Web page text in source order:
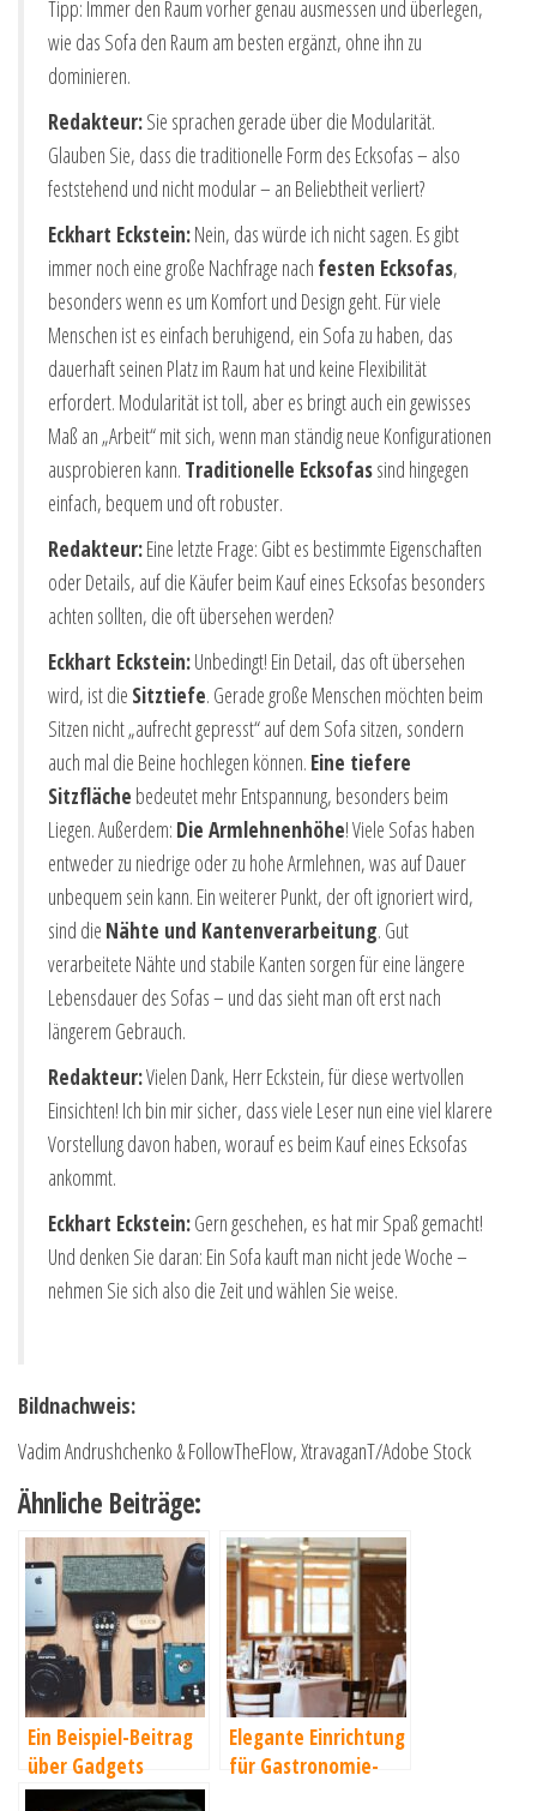
Tipp: Immer den Raum vorher genau ausmessen und überlegen,
wie das Sofa den Raum am besten ergänzt, ohne ihn zu
dominieren.
Redakteur:Sie sprachen gerade über die Modularität.
Glauben Sie, dass die traditionelle Form des Ecksofas – also
feststehend und nicht modular – an Beliebtheit verliert?
Eckhart Eckstein:Nein, das würde ich nicht sagen. Es gibt
immer noch eine große Nachfrage nach festen Ecksofas,
besonders wenn es um Komfort und Design geht. Für viele
Menschen ist es einfach beruhigend, ein Sofa zu haben, das
dauerhaft seinen Platz im Raum hat und keine Flexibilität
erfordert. Modularität ist toll, aber es bringt auch ein gewisses
Maß an „Arbeit“ mit sich, wenn man ständig neue Konfigurationen
ausprobieren kann. Traditionelle Ecksofassind hingegen
einfach, bequem und oft robuster.
Redakteur:Eine letzte Frage: Gibt es bestimmte Eigenschaften
oder Details, auf die Käufer beim Kauf eines Ecksofas besonders
achten sollten, die oft übersehen werden?
Eckhart Eckstein:Unbedingt! Ein Detail, das oft übersehen
wird, ist die Sitztiefe. Gerade große Menschen möchten beim
Sitzen nicht „aufrecht gepresst“ auf dem Sofa sitzen, sondern
auch mal die Beine hochlegen können. Eine tiefere
Sitzfläche bedeutet mehr Entspannung, besonders beim
Liegen. Außerdem: Die Armlehnenhöhe! Viele Sofas haben
entweder zu niedrige oder zu hohe Armlehnen, was auf Dauer
unbequem sein kann. Ein weiterer Punkt, der oft ignoriert wird,
sind die Nähte und Kantenverarbeitung. Gut
verarbeitete Nähte und stabile Kanten sorgen für eine längere
Lebensdauer des Sofas – und das sieht man oft erst nach
längerem Gebrauch.
Redakteur:Vielen Dank, Herr Eckstein, für diese wertvollen
Einsichten! Ich bin mir sicher, dass viele Leser nun eine viel klarere
Vorstellung davon haben, worauf es beim Kauf eines Ecksofas
ankommt.
Eckhart Eckstein:Gern geschehen, es hat mir Spaß gemacht!
Und denken Sie daran: Ein Sofa kauft man nicht jede Woche –
nehmen Sie sich also die Zeit und wählen Sie weise.
Bildnachweis:
Vadim Andrushchenko & FollowTheFlow, XtravaganT/Adobe Stock
Ähnliche Beiträge:
Ein Beispiel-Beitrag
über Gadgets
Elegante Einrichtung
für Gastronomie-